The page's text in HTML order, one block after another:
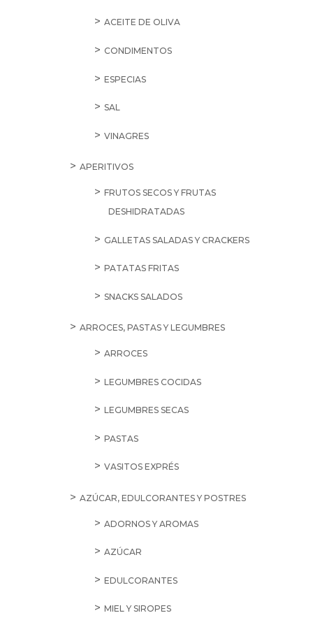
ACEITE DE OLIVA
CONDIMENTOS
ESPECIAS
SAL
VINAGRES
APERITIVOS
FRUTOS SECOS Y FRUTAS
DESHIDRATADAS
GALLETAS SALADAS Y CRACKERS
PATATAS FRITAS
SNACKS SALADOS
ARROCES, PASTAS Y LEGUMBRES
ARROCES
LEGUMBRES COCIDAS
LEGUMBRES SECAS
PASTAS
VASITOS EXPRÉS
AZÚCAR, EDULCORANTES Y POSTRES
ADORNOS Y AROMAS
AZÚCAR
EDULCORANTES
MIEL Y SIROPES